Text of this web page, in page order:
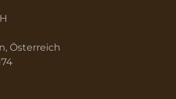
Österreich